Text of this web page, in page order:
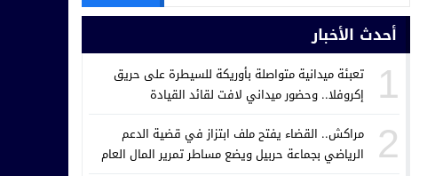
أحدث الأخبار
1
تعبئة ميدانية متواصلة بأوريكة للسيطرة على حريق
إكروفلا.. وحضور ميداني لافت لقائد القيادة
2
مراكش.. القضاء يفتح ملف ابتزاز في قضية الدعم
الرياضي بجماعة حربيل ويضع مساطر تمرير المال العام